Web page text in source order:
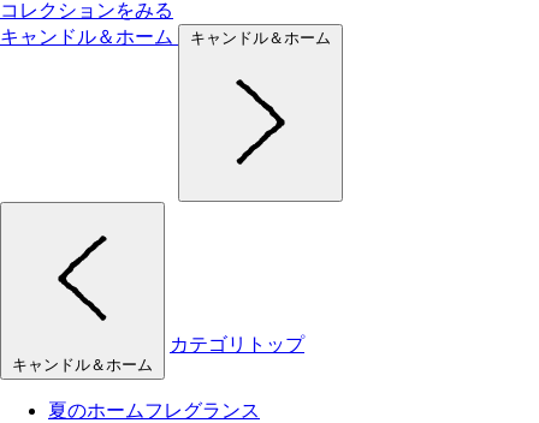
コレクションをみる
キャンドル＆ホーム
キャンドル＆ホーム
キャンドル＆ホーム
カテゴリトップ
夏のホームフレグランス